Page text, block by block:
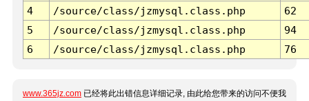
4
/source/class/jzmysql.class.php
62
5
/source/class/jzmysql.class.php
94
6
/source/class/jzmysql.class.php 76
www.365jz.com 已经将此出错信息详细记录, 由此给您带来的访问不便我